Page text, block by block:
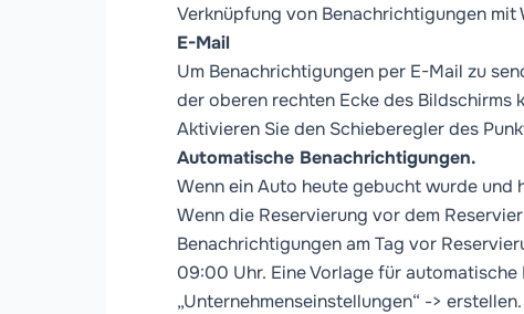
Verknüpfung von Benachrichtigungen mit
E-Mail
Um Benachrichtigungen per E-Mail zu
der oberen rechten Ecke des Bildschirms
Aktivieren Sie den Schieberegler des
Automatische Benachrichtigungen.
Wenn ein Auto heute gebucht wurde
Wenn die Reservierung vor dem
Benachrichtigungen am Tag vor
09:00 Uhr. Eine Vorlage für
„Unternehmenseinstellungen“ ->